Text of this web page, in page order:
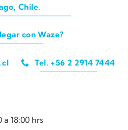
Chile.
con Waze?
Tel. +56 2 2914 7444
18:00 hrs